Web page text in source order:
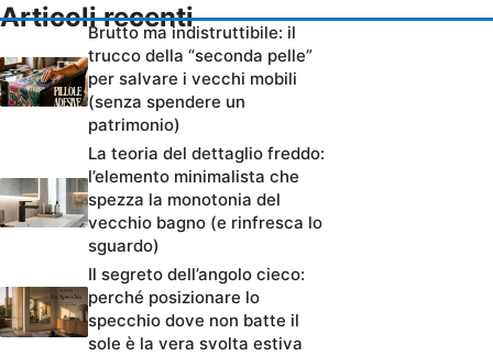
Articoli recenti
Brutto ma indistruttibile: il
trucco della “seconda pelle”
per salvare i vecchi mobili
(senza spendere un
patrimonio)
La teoria del dettaglio freddo:
l’elemento minimalista che
spezza la monotonia del
vecchio bagno (e rinfresca lo
sguardo)
Il segreto dell’angolo cieco:
perché posizionare lo
specchio dove non batte il
sole è la vera svolta estiva